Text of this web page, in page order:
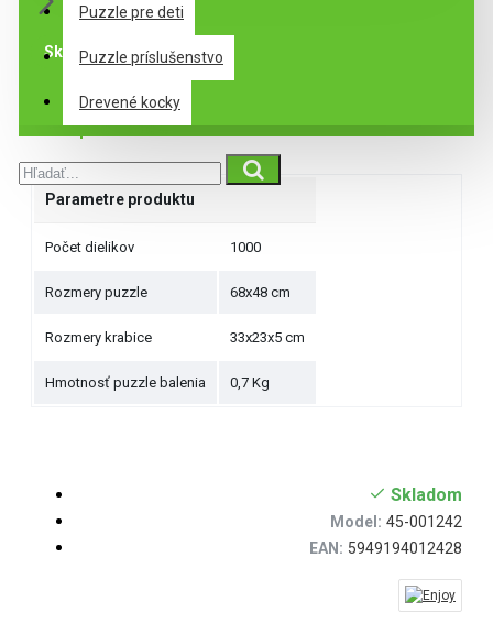
Puzzle pre deti
Puzzle príslušenstvo
Drevené kocky
Skladom
Špecifikácie
Parametre produktu
Počet dielikov 1000
Rozmery puzzle 68x48 cm
Rozmery krabice 33x23x5 cm
Hmotnosť puzzle balenia 0,7 Kg
Skladom
Model: 45-001242
EAN: 5949194012428